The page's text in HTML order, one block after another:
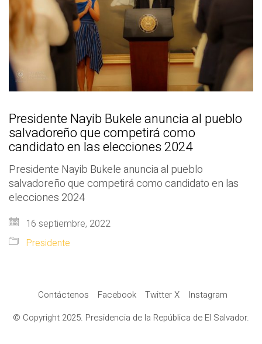
Presidente Nayib Bukele anuncia al pueblo
salvadoreño que competirá como
candidato en las elecciones 2024
Presidente Nayib Bukele anuncia al pueblo
salvadoreño que competirá como candidato en las
elecciones 2024
16 septiembre, 2022
Presidente
Contáctenos Facebook Twitter X
Instagram
© Copyright 2025. Presidencia de la República de El Salvador.